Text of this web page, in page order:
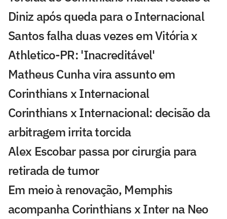
Diniz após queda para o Internacional
Santos falha duas vezes em Vitória x
Athletico-PR: 'Inacreditável'
Matheus Cunha vira assunto em
Corinthians x Internacional
Corinthians x Internacional: decisão da
arbitragem irrita torcida
Alex Escobar passa por cirurgia para
retirada de tumor
Em meio à renovação, Memphis
acompanha Corinthians x Inter na Neo